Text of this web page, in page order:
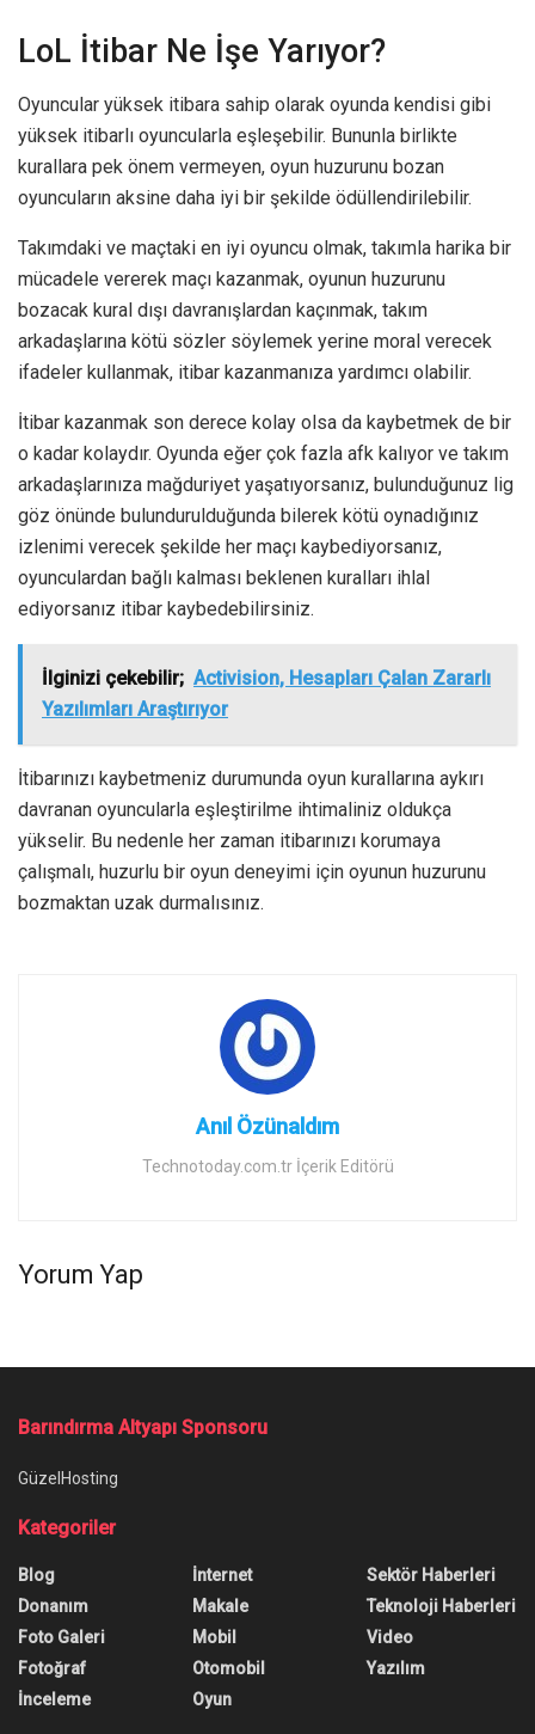
LoL İtibar Ne İşe Yarıyor?
Oyuncular yüksek itibara sahip olarak oyunda kendisi gibi
yüksek itibarlı oyuncularla eşleşebilir. Bununla birlikte
kurallara pek önem vermeyen, oyun huzurunu bozan
oyuncuların aksine daha iyi bir şekilde ödüllendirilebilir.
Takımdaki ve maçtaki en iyi oyuncu olmak, takımla harika bir
mücadele vererek maçı kazanmak, oyunun huzurunu
bozacak kural dışı davranışlardan kaçınmak, takım
arkadaşlarına kötü sözler söylemek yerine moral verecek
ifadeler kullanmak, itibar kazanmanıza yardımcı olabilir.
İtibar kazanmak son derece kolay olsa da kaybetmek de bir
o kadar kolaydır. Oyunda eğer çok fazla afk kalıyor ve takım
arkadaşlarınıza mağduriyet yaşatıyorsanız, bulunduğunuz lig
göz önünde bulundurulduğunda bilerek kötü oynadığınız
izlenimi verecek şekilde her maçı kaybediyorsanız,
oyunculardan bağlı kalması beklenen kuralları ihlal
ediyorsanız itibar kaybedebilirsiniz.
İlginizi çekebilir; Activision, Hesapları Çalan Zararlı
Yazılımları Araştırıyor
İtibarınızı kaybetmeniz durumunda oyun kurallarına aykırı
davranan oyuncularla eşleştirilme ihtimaliniz oldukça
yükselir. Bu nedenle her zaman itibarınızı korumaya
çalışmalı, huzurlu bir oyun deneyimi için oyunun huzurunu
bozmaktan uzak durmalısınız.
Anıl Özünaldım
Technotoday.com.tr İçerik Editörü
Yorum Yap
Barındırma Altyapı Sponsoru
GüzelHosting
Kategoriler
Blog
Donanım
Foto Galeri
Fotoğraf
İnceleme
İnternet
Makale
Mobil
Otomobil
Oyun
Sektör Haberleri
Teknoloji Haberleri
Video
Yazılım